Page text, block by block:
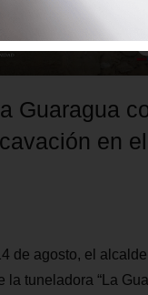
Guaragua
en
de agosto, el
la tuneladora “La